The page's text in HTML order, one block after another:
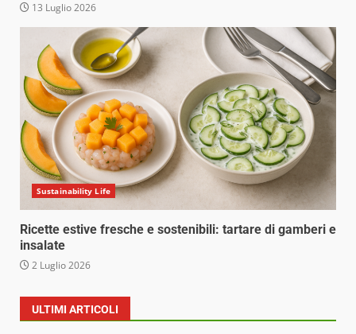
13 Luglio 2026
Sustainability Life
Ricette estive fresche e sostenibili: tartare di gamberi e
insalate
2 Luglio 2026
ULTIMI ARTICOLI